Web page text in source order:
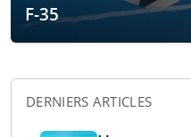
F-35
DERNIERS ARTICLES